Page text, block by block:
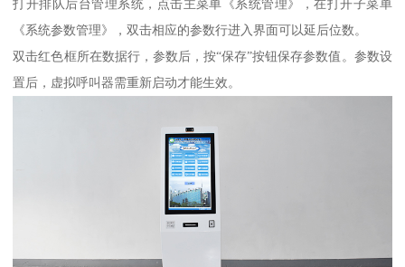
打开排队后台管理系统，点击主菜单《系统管理》，在打开子菜单
《系统参数管理》，双击相应的参数行进入界面可以延后位数。
双击红色框所在数据行，参数后，按“保存”按钮保存参数值。参数设
置后，虚拟呼叫器需重新启动才能生效。